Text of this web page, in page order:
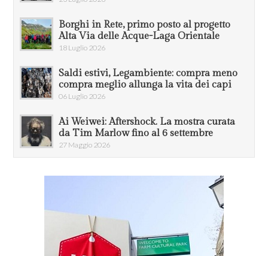
Borghi in Rete, primo posto al progetto
Alta Via delle Acque-Laga Orientale
18 Luglio 2026
Saldi estivi, Legambiente: compra meno
compra meglio allunga la vita dei capi
06 Luglio 2026
Ai Weiwei: Aftershock. La mostra curata
da Tim Marlow fino al 6 settembre
27 Maggio 2026